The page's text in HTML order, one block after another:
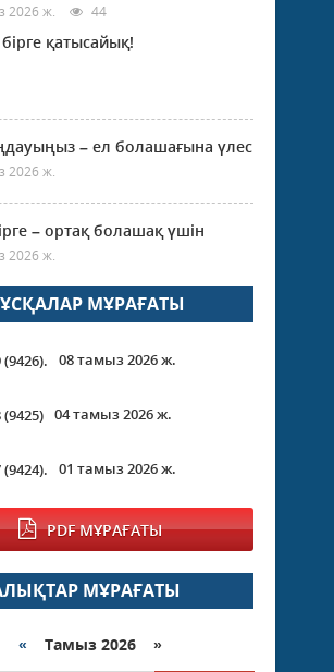
2026 ж. 44
қатысайық!
– ел болашағына үлес
2026 ж.
– ортақ болашақ үшін
2026 ж.
МҰРАҒАТЫ
08 тамыз 2026 ж.
04 тамыз 2026 ж.
01 тамыз 2026 ж.
PDF МҰРАҒАТЫ
МҰРАҒАТЫ
« Тамыз 2026 »